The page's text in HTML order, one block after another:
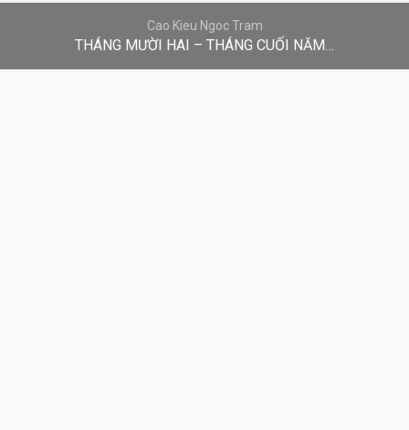
Cao Kieu Ngoc Tram
THÁNG MƯỜI HAI – THÁNG CUỐI NĂM…